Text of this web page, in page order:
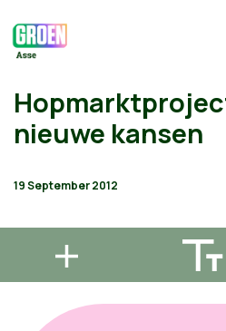
nieuwe kansen
19 September 2012